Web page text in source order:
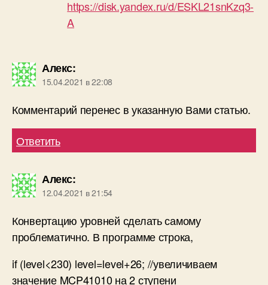
https://disk.yandex.ru/d/ESKL21snKzq3-
A
Алекс:
15.04.2021 в 22:08
Комментарий перенес в указанную Вами статью.
Ответить
Алекс:
12.04.2021 в 21:54
Конвертацию уровней сделать самому
проблематично. В программе строка,
if (level<230) level=level+26; //увеличиваем
значение MCP41010 на 2 ступени